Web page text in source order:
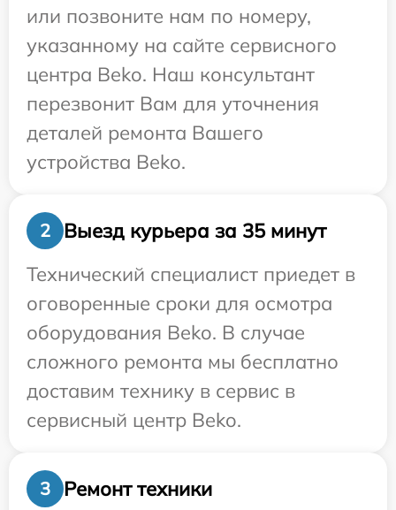
или позвоните нам по номеру,
указанному на сайте сервисного
центра Beko. Наш консультант
перезвонит Вам для уточнения
деталей ремонта Вашего
устройства Beko.
2
Выезд курьера за 35 минут
Технический специалист приедет в
оговоренные сроки для осмотра
оборудования Beko. В случае
сложного ремонта мы бесплатно
доставим технику в сервис в
сервисный центр Beko.
3 Ремонт техники